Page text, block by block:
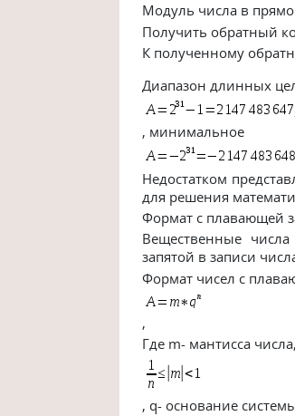
Модуль числа в
Получить обратный
К полученному
Диапазон длинных
, минимальное
Недостатком
для решения
Формат с плавающей
Вещественные
запятой в записи
Формат чисел с
,
Где m- мантисса
, q- основание